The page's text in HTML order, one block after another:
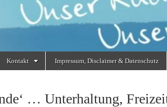
Kontakt Impressum, Disclaimer & Datenschutz
… Unterhaltung,